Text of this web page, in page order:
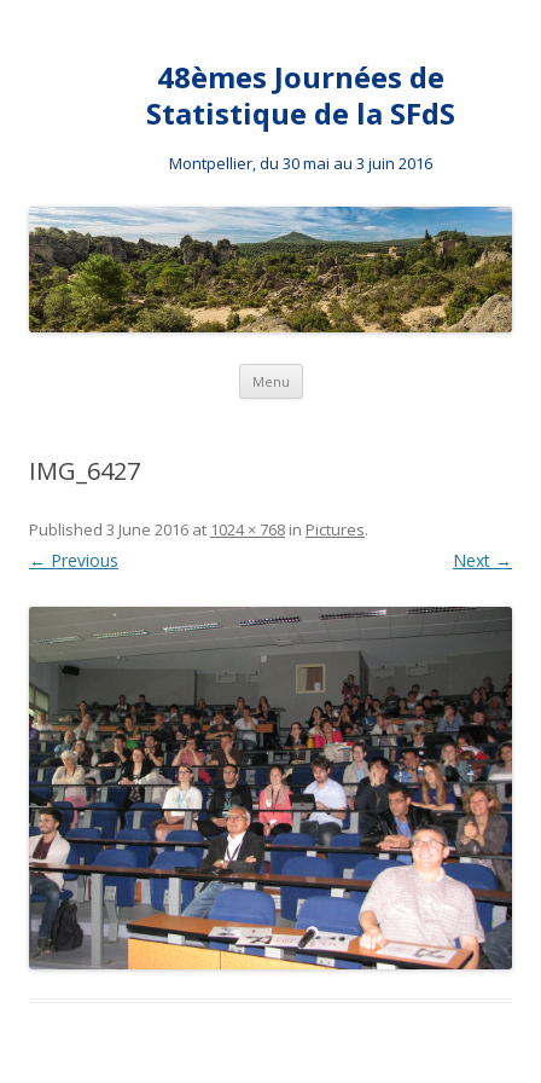
48èmes Journées de
Statistique de la SFdS
Montpellier, du 30 mai au 3 juin 2016
Menu Skip to content
IMG_6427
Published 3 June 2016 at 1024 × 768 in Pictures.
← Previous Next →